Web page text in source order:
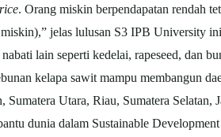
. Orang miskin berpendapatan rendah
jelas lulusan S3 IPB University
lain seperti kedelai, rapeseed, dan
kelapa sawit mampu membangun
Utara, Riau, Sumatera
dunia dalam Sustainable